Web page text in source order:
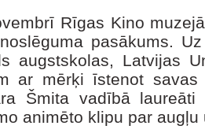
Rīgas Kino
pasākums.
augstskolas, Latvijas
ar mērķi īstenot
Šmita vadībā
animēto klipu par